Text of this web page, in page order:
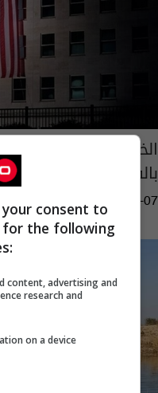
الخزانة الأميركية
بالفصائل وشركات
11:05 | 2026-05-07
consent to
for the following
content, advertising and
research and
on a device